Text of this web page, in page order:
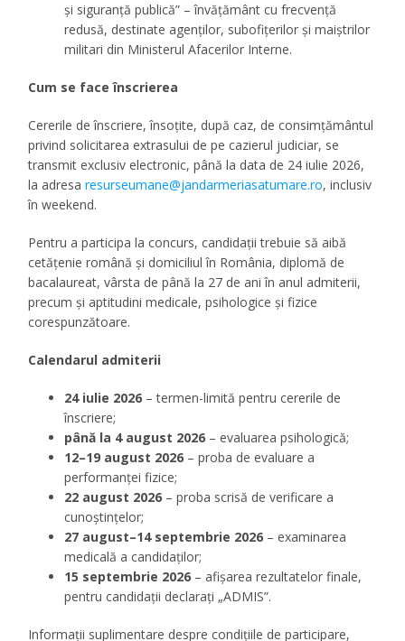
și siguranță publică” – învățământ cu frecvență
redusă, destinate agenților, subofițerilor și maiștrilor
militari din Ministerul Afacerilor Interne.
Cum se face înscrierea
Cererile de înscriere, însoțite, după caz, de consimțământul
privind solicitarea extrasului de pe cazierul judiciar, se
transmit exclusiv electronic, până la data de 24 iulie 2026,
la adresaresurseumane@jandarmeriasatumare.ro, inclusiv
în weekend.
Pentru a participa la concurs, candidații trebuie să aibă
cetățenie română și domiciliul în România, diplomă de
bacalaureat, vârsta de până la 27 de ani în anul admiterii,
precum și aptitudini medicale, psihologice și fizice
corespunzătoare.
Calendarul admiterii
24 iulie 2026 – termen-limită pentru cererile de
înscriere;
până la 4 august 2026 – evaluarea psihologică;
12–19 august 2026 – proba de evaluare a
performanței fizice;
22 august 2026 – proba scrisă de verificare a
cunoștințelor;
27 august–14 septembrie 2026 – examinarea
medicală a candidaților;
15 septembrie 2026 – afișarea rezultatelor finale,
pentru candidații declarați „ADMIS”.
Informații suplimentare despre condițiile de participare,